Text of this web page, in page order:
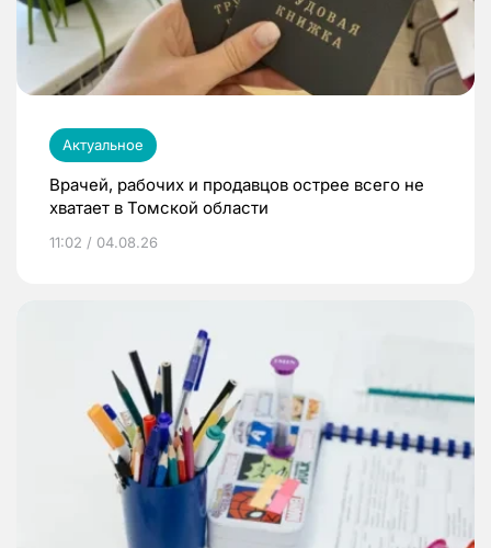
Актуальное
Врачей, рабочих и продавцов острее всего не
хватает в Томской области
11:02 / 04.08.26